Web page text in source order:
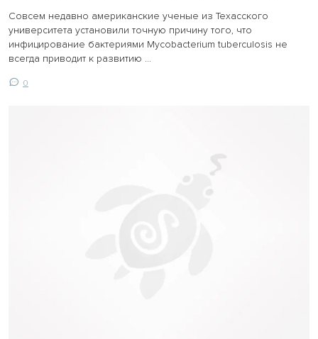
Совсем недавно американские ученые из Техасского
университета установили точную причину того, что
инфицирование бактериями Mycobacterium tuberculosis не
всегда приводит к развитию ...
0